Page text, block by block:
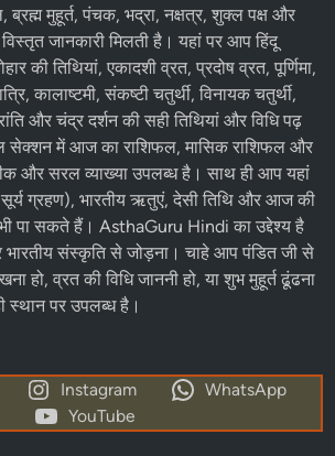
ब्रह्म मुहूर्त, पंचक, भद्रा, नक्षत्र, शुक्ल पक्ष और
जानकारी मिलती है। यहां पर आप हिंदू
की तिथियां,एकादशी व्रत, प्रदोष व्रत, पूर्णिमा,
कालाष्टमी, संकष्टी चतुर्थी, विनायक चतुर्थी,
और चंद्र दर्शन की सही तिथियां और विधि पढ़
सेक्शन मेंआज का राशिफल, मासिक राशिफल और
और सरल व्याख्या उपलब्ध है। साथ ही आप यहां
ग्रहण), भारतीय ऋतुएं, देसी तिथि और आज की
पा सकते हैं। AsthaGuru Hindi का उद्देश्य है
भारतीय संस्कृति से जोड़ना। चाहे आप पंडित जी से
हो, व्रत की विधि जाननी हो, या शुभ मुहूर्त ढूंढना
स्थान पर उपलब्ध है।
Instagram
WhatsApp
YouTube